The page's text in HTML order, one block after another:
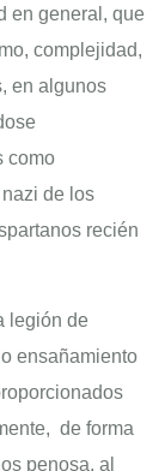
en general, que
complejidad,
en algunos
como
de los
recién
legión de
ensañamiento
de forma
penosa, al